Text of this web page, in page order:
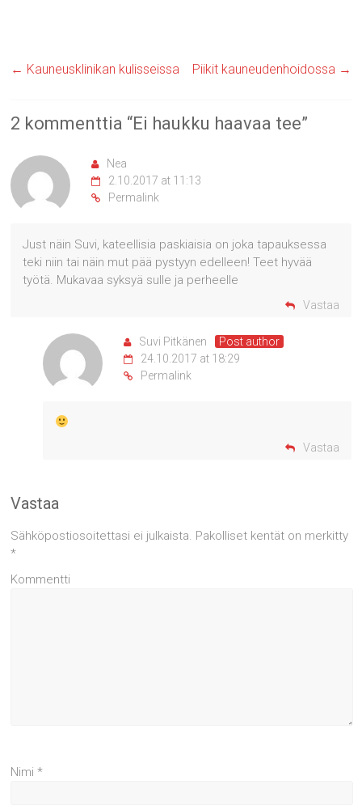
← Kauneusklinikan kulisseissa Piikit kauneudenhoidossa →
2 kommenttia “Ei haukku haavaa tee”
Nea
2.10.2017 at 11:13
Permalink
Just näin Suvi, kateellisia paskiaisia on joka tapauksessa
teki niin tai näin mut pää pystyyn edelleen! Teet hyvää
työtä. Mukavaa syksyä sulle ja perheelle
Vastaa
Suvi Pitkänen
Post author
24.10.2017 at 18:29
Permalink
Vastaa
Vastaa
Sähköpostiosoitettasi ei julkaista. Pakolliset kentät on merkitty
*
Kommentti
Nimi*